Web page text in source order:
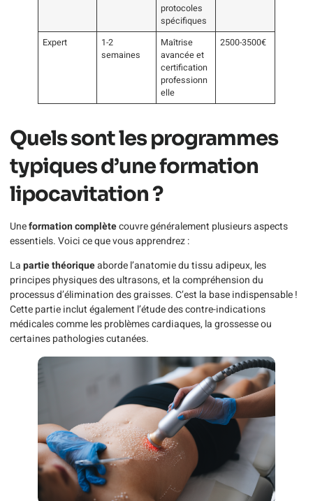
protocoles
spécifiques
Expert
1-2
semaines
Maîtrise
avancée et
certification
professionn
elle
2500-3500€
Quels sont les programmes
typiques d’une formation
lipocavitation ?
Uneformation complètecouvre généralement plusieurs aspects
essentiels. Voici ce que vous apprendrez :
Lapartie théoriqueaborde l’anatomie du tissu adipeux, les
principes physiques des ultrasons, et la compréhension du
processus d’élimination des graisses. C’est la base indispensable !
Cette partie inclut également l’étude des contre-indications
médicales comme les problèmes cardiaques, la grossesse ou
certaines pathologies cutanées.